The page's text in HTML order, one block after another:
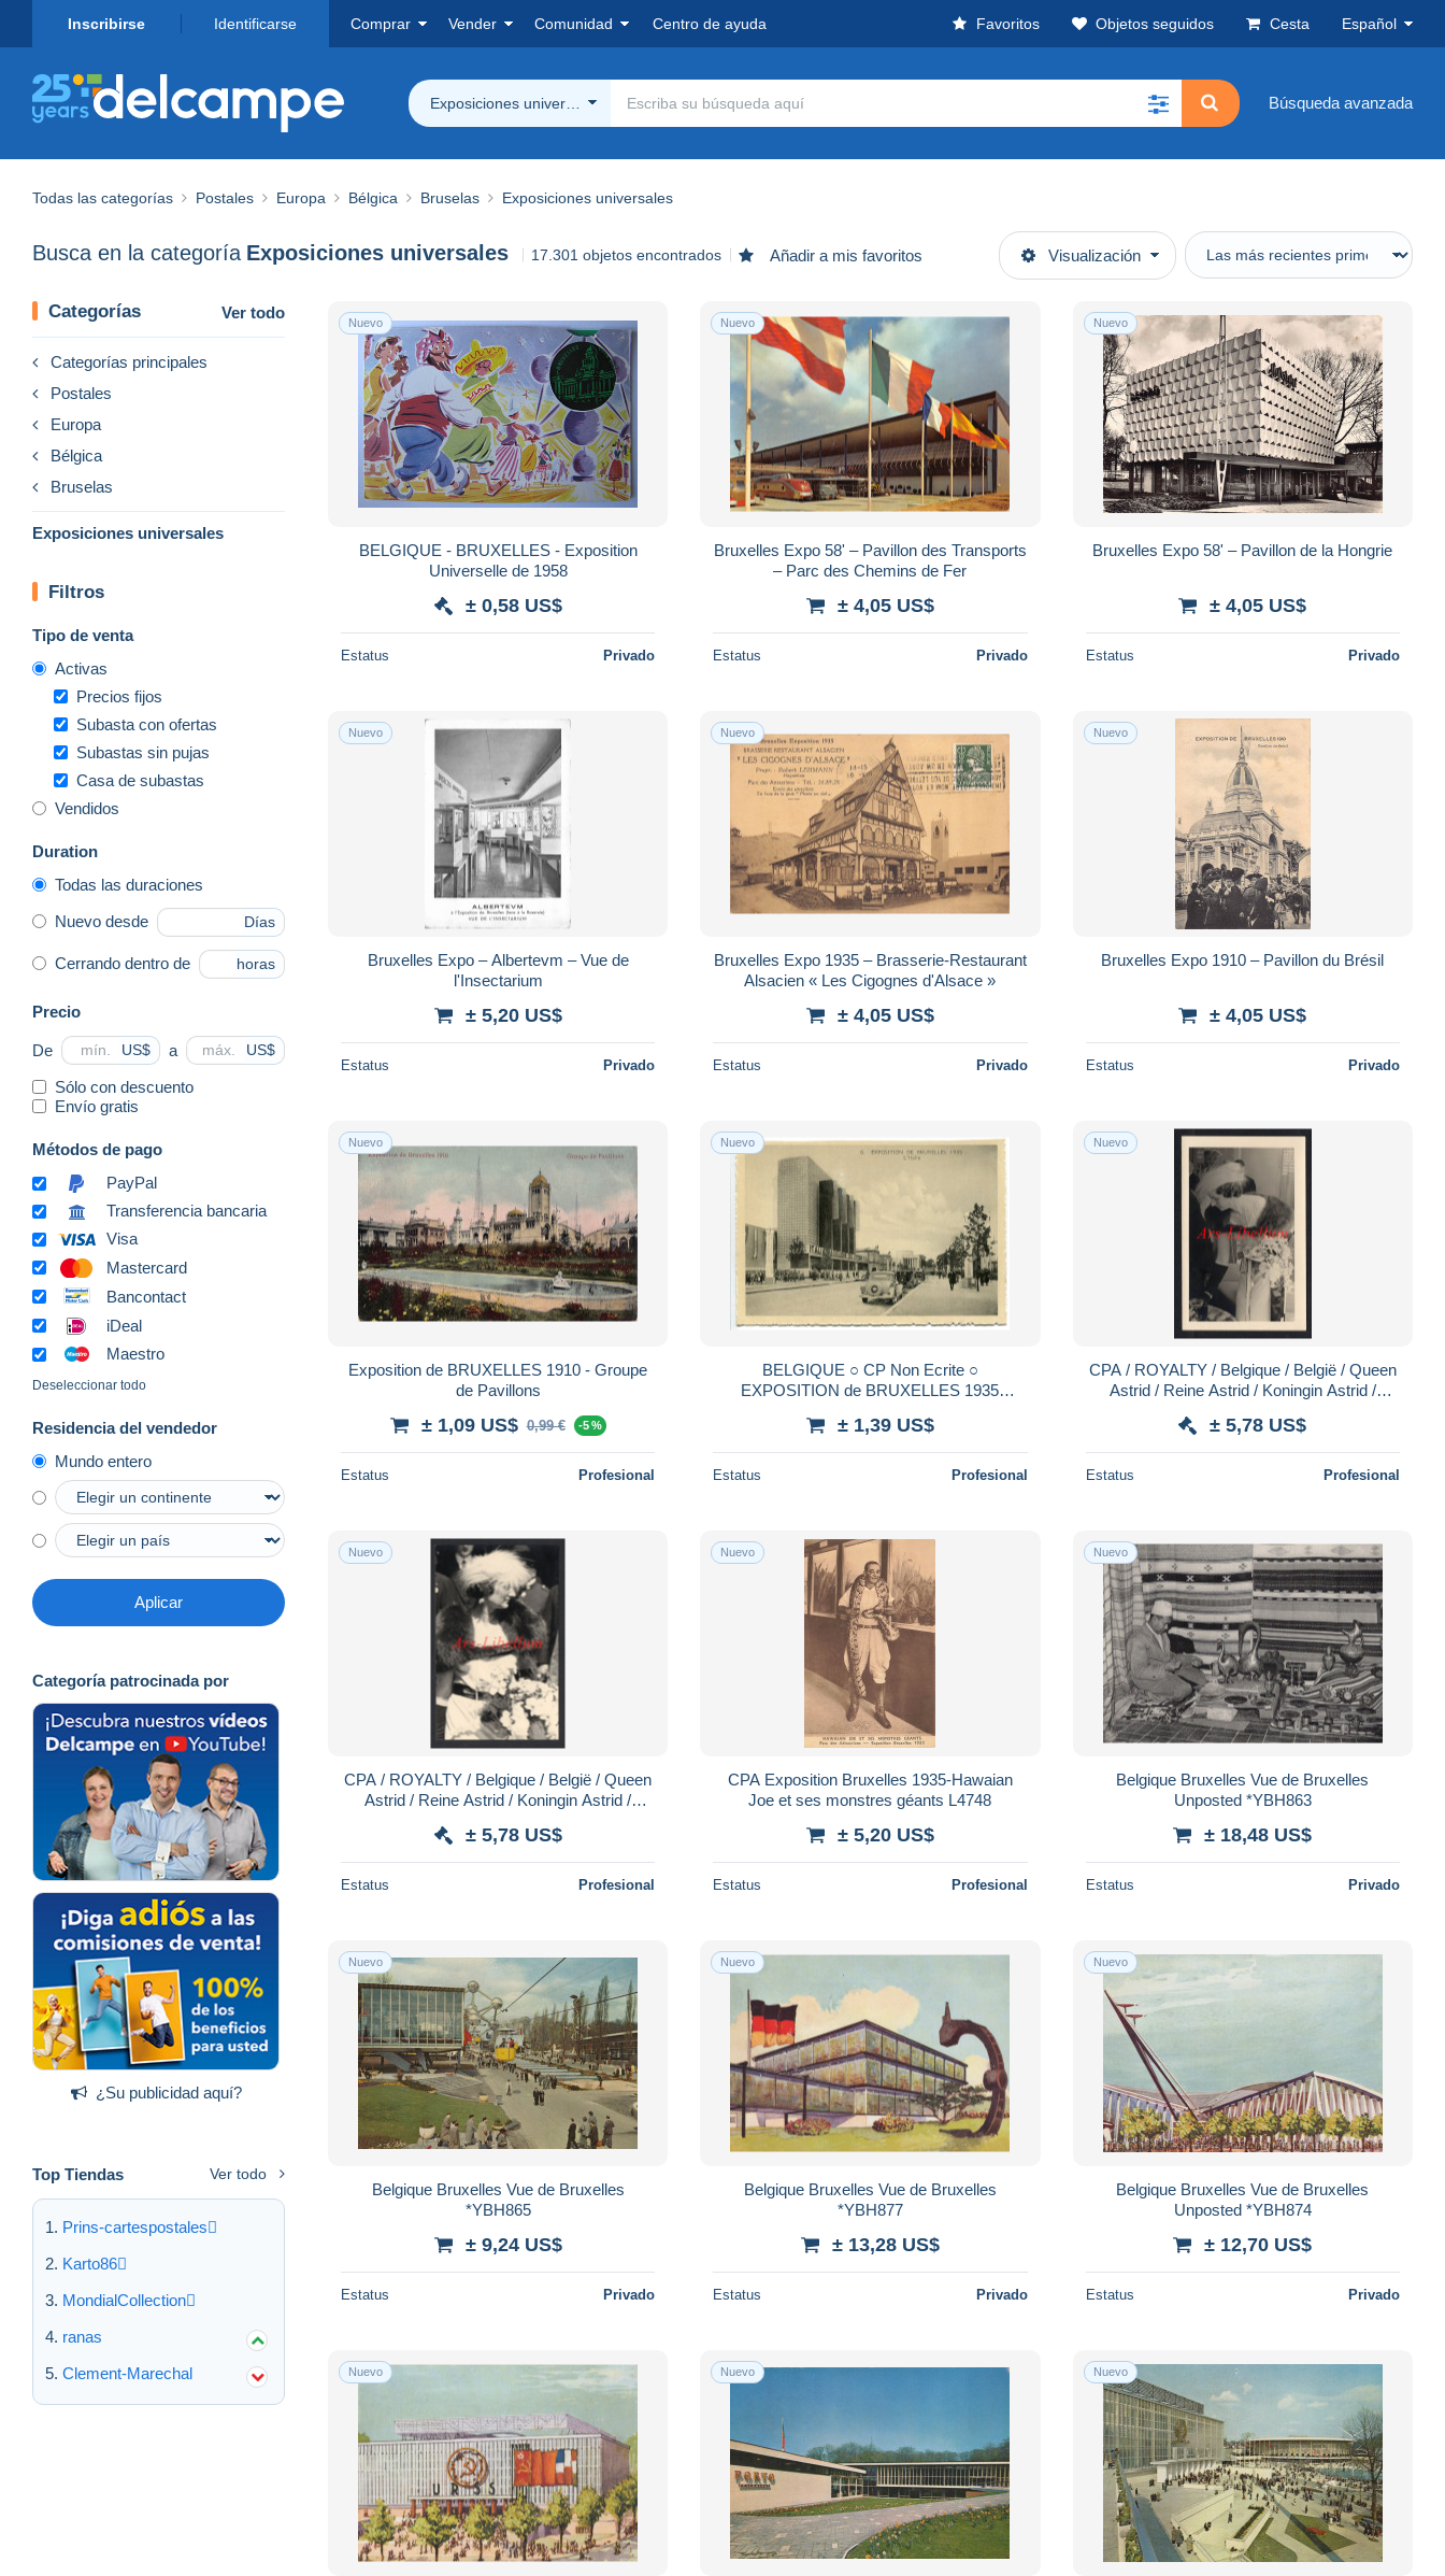
Inscribirse Identificarse Comprar Vender Comunidad Centro de ayuda Favoritos Objetos seguidos Cesta Español
Exposiciones universales Búsqueda avanzada
Todas las categorías Postales Europa Bélgica Bruselas Exposiciones universales
Busca en la categoría Exposiciones universales 17.301 objetos encontrados Añadir a mis favoritos Visualización
Categorías Ver todo
Categorías principales
Postales
Europa
Bélgica
Bruselas
Exposiciones universales
Filtros
Tipo de venta
Activas
Precios fijos
Subasta con ofertas
Subastas sin pujas
Casa de subastas
Vendidos
Duration
Todas las duraciones
Nuevo desde Días
Cerrando dentro de horas
Precio
De US$ a US$
Sólo con descuento
Envío gratis
Métodos de pago
PayPal
Transferencia bancaria
Visa
Mastercard
Bancontact
iDeal
Maestro
Deseleccionar todo
Residencia del vendedor
Mundo entero
Aplicar
Categoría patrocinada por
¿Su publicidad aquí?
Top Tiendas Ver todo
Prins-cartespostales
Karto86
MondialCollection
ranas
Clement-Marechal
Nuevo
BELGIQUE - BRUXELLES - Exposition
Universelle de 1958
± 0,58 US$
Estatus Privado
Nuevo
Bruxelles Expo 58' – Pavillon des Transports
– Parc des Chemins de Fer
± 4,05 US$
Estatus Privado
Nuevo
Bruxelles Expo 58' – Pavillon de la Hongrie
± 4,05 US$
Estatus Privado
Nuevo
Bruxelles Expo – Albertevm – Vue de
l'Insectarium
± 5,20 US$
Estatus Privado
Nuevo
Bruxelles Expo 1935 – Brasserie-Restaurant
Alsacien « Les Cigognes d'Alsace »
± 4,05 US$
Estatus Privado
Nuevo
Bruxelles Expo 1910 – Pavillon du Brésil
± 4,05 US$
Estatus Privado
Nuevo
Exposition de BRUXELLES 1910 - Groupe
de Pavillons
± 1,09 US$ 0,99 € -5 %
Estatus Profesional
Nuevo
BELGIQUE ○ CP Non Ecrite ○
EXPOSITION de BRUXELLES 1935
Peugeot 201 ?)
± 1,39 US$
Estatus Profesional
Nuevo
CPA / ROYALTY / Belgique / België / Queen
Astrid / Reine Astrid / Koningin Astrid /
± 5,78 US$
Estatus Profesional
Nuevo
CPA / ROYALTY / Belgique / België / Queen
Astrid / Reine Astrid / Koningin Astrid /
± 5,78 US$
Estatus Profesional
Nuevo
CPA Exposition Bruxelles 1935-Hawaian
Joe et ses monstres géants L4748
± 5,20 US$
Estatus Profesional
Nuevo
Belgique Bruxelles Vue de Bruxelles
Unposted *YBH863
± 18,48 US$
Estatus Privado
Nuevo
Belgique Bruxelles Vue de Bruxelles
*YBH865
± 9,24 US$
Estatus Privado
Nuevo
Belgique Bruxelles Vue de Bruxelles
*YBH877
± 13,28 US$
Estatus Privado
Nuevo
Belgique Bruxelles Vue de Bruxelles
Unposted *YBH874
± 12,70 US$
Estatus Privado
Nuevo Nuevo Nuevo